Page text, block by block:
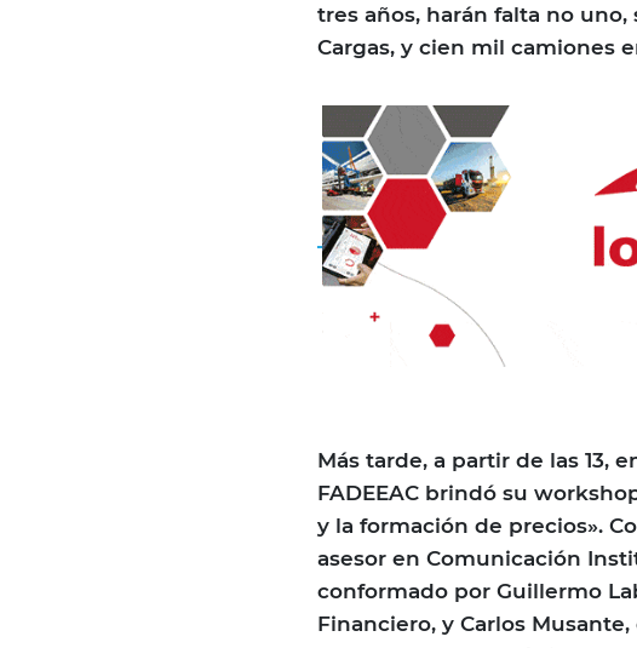
tres años, harán falta no
Cargas, y cien mil camiones
Más tarde, a partir de las 13,
FADEEAC brindó su
y la formación de precios».
asesor en Comunicación
conformado por Guillermo
Financiero, y Carlos